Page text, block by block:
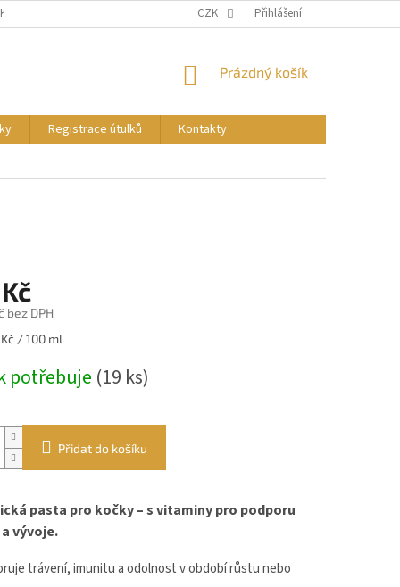
PODMÍNKY OCHRANY OSOBNÍCH ÚDAJŮ REGISTRACE ÚTULKŮ
CZK Přihlášení
NÁKUPNÍ
Prázdný košík
Registrace útulků
Kontakty
bez DPH
/ 100 ml
potřebuje (19 ks)
Přidat do košíku
pasta pro kočky – s vitaminy pro podporu
vývoje.
trávení, imunitu a odolnost v období růstu nebo